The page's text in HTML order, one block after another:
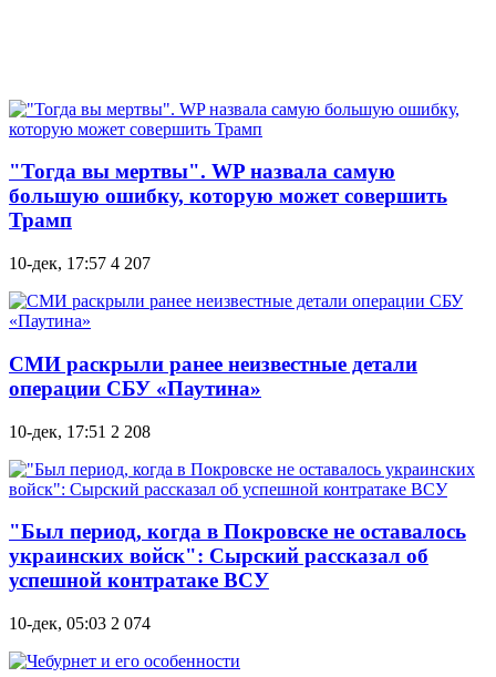
"Тогда вы мертвы". WP назвала самую
большую ошибку, которую может совершить
Трамп
10-дек, 17:57 4 207
СМИ раскрыли ранее неизвестные детали
операции СБУ «Паутина»
10-дек, 17:51 2 208
"Был период, когда в Покровске не оставалось
украинских войск": Сырский рассказал об
успешной контратаке ВСУ
10-дек, 05:03 2 074